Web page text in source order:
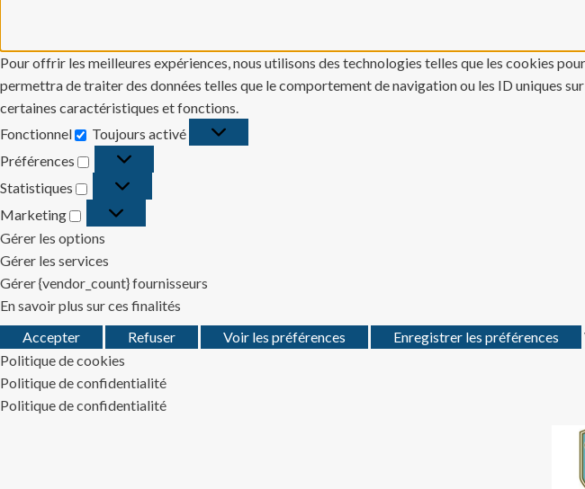
Pour offrir les meilleures expériences, nous utilisons des technologies telles que les cookies
permettra de traiter des données telles que le comportement de navigation ou les ID uniques
certaines caractéristiques et fonctions.
Fonctionnel
Fonctionnel
Toujours activé
Préférences
Préférences
Statistiques
Statistiques
Marketing
Marketing
Gérer les options
Gérer les services
Gérer {vendor_count} fournisseurs
En savoir plus sur ces finalités
Accepter
Refuser Voir les préférences Enregistrer les préférences
Politique de cookies
Politique de confidentialité
Politique de confidentialité